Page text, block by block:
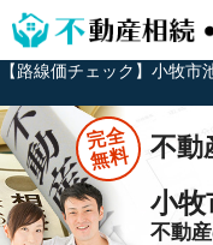
【路線価チェック】小牧
完全
無料 不動
小牧
不動